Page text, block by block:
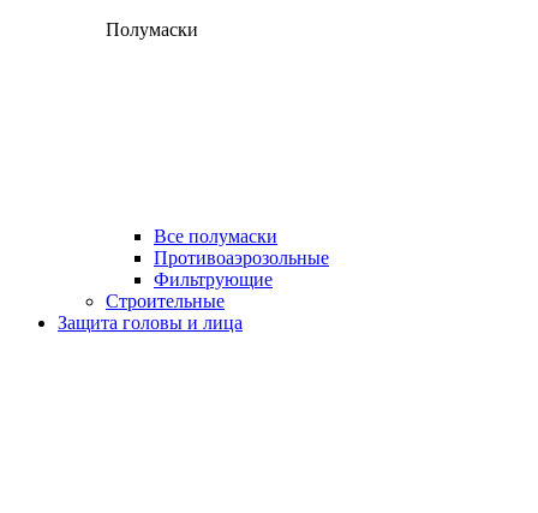
Полумаски
Все полумаски
Противоаэрозольные
Фильтрующие
Строительные
Защита головы и лица